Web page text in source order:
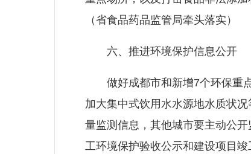
（省食品药品监管局牵头落实）
六、推进环境保护信息公开
做好成都市和新增7个环保重点
加大集中式饮用水水源地水质状
量监测信息，其他城市要主动公
工环境保护验收公示和建设项目